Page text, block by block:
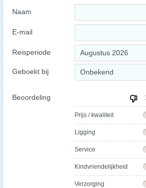
Naam
E-mail
Reisperiode Augustus 2026
Geboekt bij Onbekend
Beoordeling
Prijs / kwaliteit
Ligging
Service
Kindvriendelijkheid
Verzorging